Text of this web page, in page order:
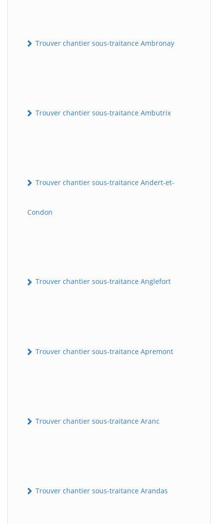
Trouver chantier sous-traitance Ambronay
Trouver chantier sous-traitance Ambutrix
Trouver chantier sous-traitance Andert-et-
Condon
Trouver chantier sous-traitance Anglefort
Trouver chantier sous-traitance Apremont
Trouver chantier sous-traitance Aranc
Trouver chantier sous-traitance Arandas